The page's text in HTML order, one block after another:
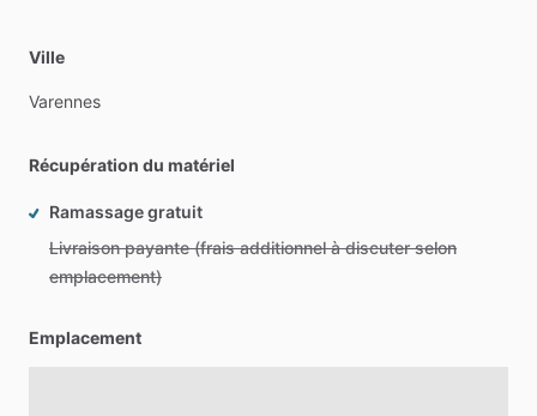
Ville
Varennes
Récupération du matériel
Ramassage gratuit
Livraison payante (frais additionnel à discuter selon
emplacement)
Emplacement